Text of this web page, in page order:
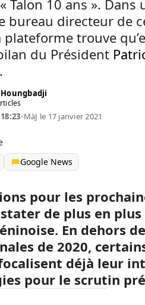
Talon 10 ans ».
bureau directeur de
trouve
du Président
•MàJ le 17 janvier 2021
Google News
pour les
de plus en plus
En dehors
de 2020,
déjà leur
pour le scrutin